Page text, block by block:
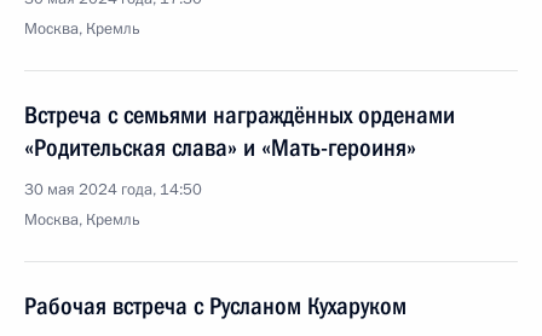
Москва, Кремль
Встреча с семьями награждённых орденами
«Родительская слава» и «Мать-героиня»
30 мая 2024 года, 14:50
Москва, Кремль
Рабочая встреча с Русланом Кухаруком